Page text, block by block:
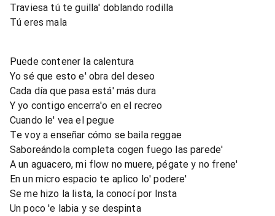
Traviesa tú te guilla' doblando rodilla
Tú eres mala
Puede contener la calentura
Yo sé que esto e' obra del deseo
Cada día que pasa está' más dura
Y yo contigo encerra'o en el recreo
Cuando le' vea el pegue
Te voy a enseñar cómo se baila reggae
Saboreándola completa cogen fuego las parede'
A un aguacero, mi flow no muere, pégate y no frene'
En un micro espacio te aplico lo' podere'
Se me hizo la lista, la conocí por Insta
Un poco 'e labia y se despinta